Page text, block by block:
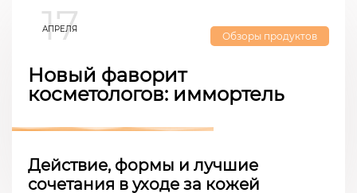
17
АПРЕЛЯ
Обзоры продуктов
Новый фаворит
косметологов: иммортель
Действие, формы и лучшие
сочетания в уходе за кожей